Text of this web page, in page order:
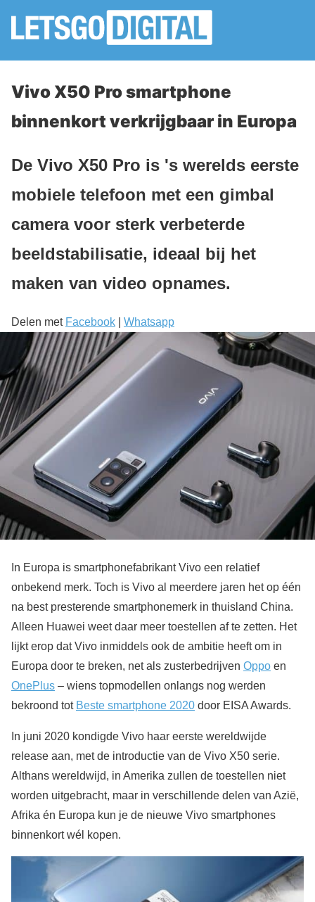
Vivo X50 Pro smartphone
binnenkort verkrijgbaar in Europa
De Vivo X50 Pro is 's werelds eerste
mobiele telefoon met een gimbal
camera voor sterk verbeterde
beeldstabilisatie, ideaal bij het
maken van video opnames.
Delen met Facebook Whatsapp
In Europa is smartphonefabrikant Vivo een relatief
onbekend merk. Toch is Vivo al meerdere jaren het op één
na best presterende smartphonemerk in thuisland China.
Alleen Huawei weet daar meer toestellen af te zetten. Het
lijkt erop dat Vivo inmiddels ook de ambitie heeft om in
Europa door te breken, net als zusterbedrijven Oppo en
OnePlus – wiens topmodellen onlangs nog werden
bekroond tot Beste smartphone 2020 door EISA Awards.
In juni 2020 kondigde Vivo haar eerste wereldwijde
release aan, met de introductie van de Vivo X50 serie.
Althans wereldwijd, in Amerika zullen de toestellen niet
worden uitgebracht, maar in verschillende delen van Azië,
Afrika én Europa kun je de nieuwe Vivo smartphones
binnenkort wél kopen.